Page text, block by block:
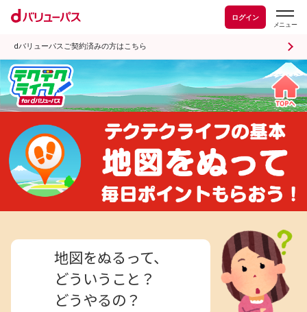
ログイン
dバリューパスご契約済みの方はこちら
地図をぬるって、
どういうこと？
どうやるの？